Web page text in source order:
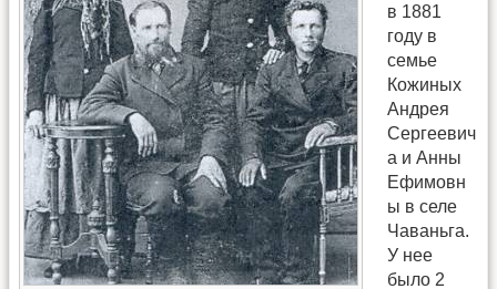
в 1881
году в
семье
Кожиных
Андрея
Сергеевич
а и Анны
Ефимовн
ы в селе
Чаваньга.
У нее
было 2